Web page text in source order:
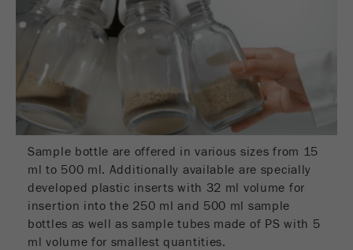
Objectivo
cookie também armazena se a origem do
visitante da última visita foi diferente da atual.
Se nenhuma informação sobre a fonte do
visitante puder ser determinada, o cookie não
será alterado. Dessa maneira, o Google
Analytics pode associar informações de
visitantes, como conversões e transações de
comércio eletrônico, a uma fonte de visitantes.
O cookie não contém informações.
vida cookie
6 meses
Nome _ga
Sample bottle are offered in various sizes from 15
ml to 500 ml. Additionally available are specially
developed plastic inserts with 32 ml volume for
insertion into the 250 ml and 500 ml sample
bottles as well as sample tubes made of PS with 5
ml volume for smallest quantities.